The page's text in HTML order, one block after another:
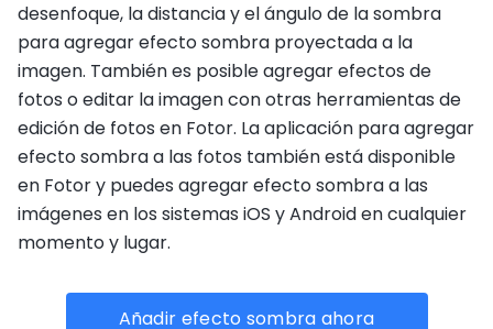
desenfoque, la distancia y el ángulo de la sombra
para agregar efecto sombra proyectada a la
imagen. También es posible agregar efectos de
fotos o editar la imagen con otras herramientas de
edición de fotos en Fotor. La aplicación para agregar
efecto sombra a las fotos también está disponible
en Fotor y puedes agregar efecto sombra a las
imágenes en los sistemas iOS y Android en cualquier
momento y lugar.
Añadir efecto sombra ahora